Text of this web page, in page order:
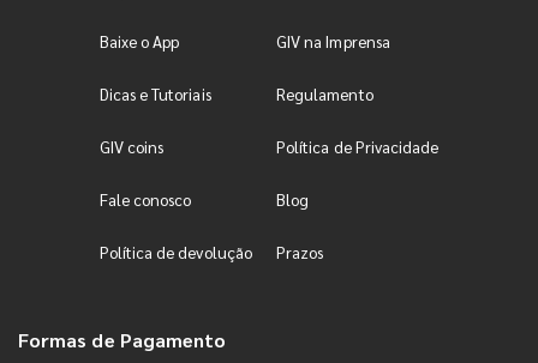
Baixe o App GIV na Imprensa
Dicas e Tutoriais Regulamento
GIV coins Política de Privacidade
Fale conosco Blog
Política de devolução Prazos
Formas de Pagamento